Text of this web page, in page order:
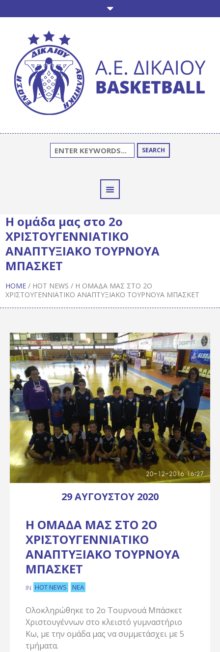
SEARCH
Η ομάδα μας στο 2ο
ΧΡΙΣΤΟΥΓΕΝΝΙΑΤΙΚΟ
ΑΝΑΠΤΥΞΙΑΚΟ ΤΟΥΡΝΟΥΑ
ΜΠΑΣΚΕΤ
HOME / HOT NEWS / Η ΟΜΆΔΑ ΜΑΣ ΣΤΟ 2Ο
ΧΡΙΣΤΟΥΓΕΝΝΙΑΤΙΚΟ ΑΝΑΠΤΥΞΙΑΚΟ ΤΟΥΡΝΟΥΑ ΜΠΑΣΚΕΤ
29 ΑΥΓΟΎΣΤΟΥ 2020
Η ΟΜΆΔΑ ΜΑΣ ΣΤΟ 2Ο
ΧΡΙΣΤΟΥΓΕΝΝΙΑΤΙΚΟ
ΑΝΑΠΤΥΞΙΑΚΟ ΤΟΥΡΝΟΥΑ
ΜΠΑΣΚΕΤ
IN HOT NEWS ΝΈΑ
Ολοκληρώθηκε το 2ο Τουρνουά Μπάσκετ
Χριστουγέννων στο κλειστό γυμναστήριο
Κω, με την ομάδα μας να συμμετάσχει με 5
τμήματα.